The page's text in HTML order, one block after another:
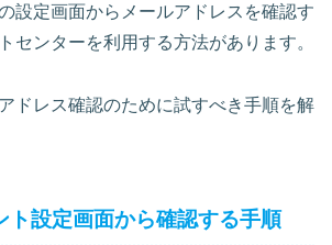
設定画面からメールアドレスを確認す
センターを利用する方法があります。
ドレス確認のために試すべき手順を解
ト設定画面から確認する手順